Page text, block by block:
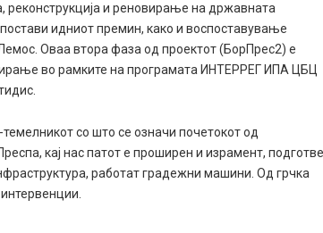
реконструкција и реновирање на државната
идниот премин, како и воспоставување
Оваа втора фаза од проектот (БорПрес2) е
во рамките на програмата ИНТЕРРЕГ ИПА ЦБЦ
со што се означи почетокот од
кај нас патот е проширен и израмент,
работат градежни машини. Од грчка